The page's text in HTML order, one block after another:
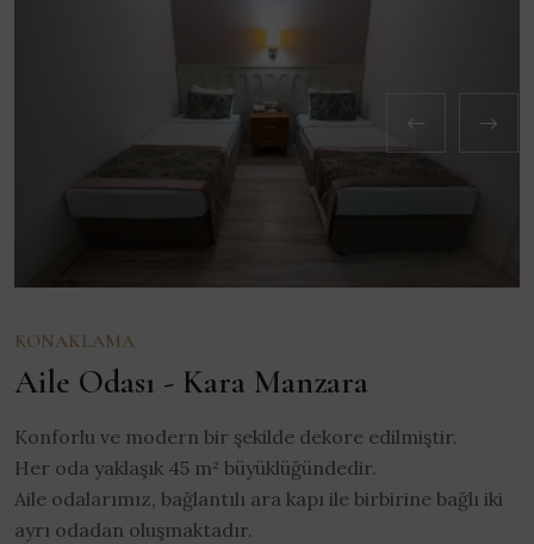
KONAKLAMA
Aile Odası - Kara Manzara
Konforlu ve modern bir şekilde dekore edilmiştir.
Her oda yaklaşık 45 m² büyüklüğündedir.
Aile odalarımız, bağlantılı ara kapı ile birbirine bağlı iki
ayrı odadan oluşmaktadır.